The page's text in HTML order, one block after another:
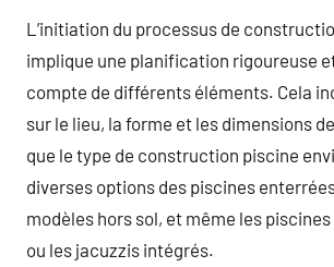
L’initiation du processus de
implique une planification rigoureuse
compte de différents éléments. Cela
sur le lieu, la forme et les dimensions
que le type de construction piscine
diverses options des piscines
modèles hors sol, et même les
ou les jacuzzis intégrés.